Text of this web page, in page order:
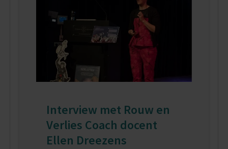
Interview met Rouw en
Verlies Coach docent
Ellen Dreezens